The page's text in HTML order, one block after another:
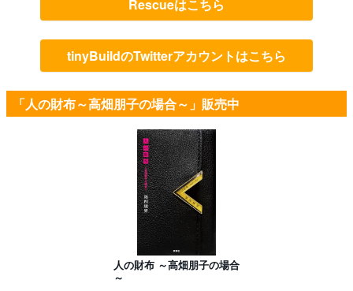
Rescueはこちら
tinyBuildのTwitterアカウントはこちら
「人の財布～高畑朋子の場合～」販売中
人の財布 ～高畑朋子の場合
～